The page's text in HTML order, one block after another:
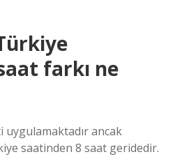
farkı ne
uygulamaktadır ancak
saatinden 8 saat geridedir.